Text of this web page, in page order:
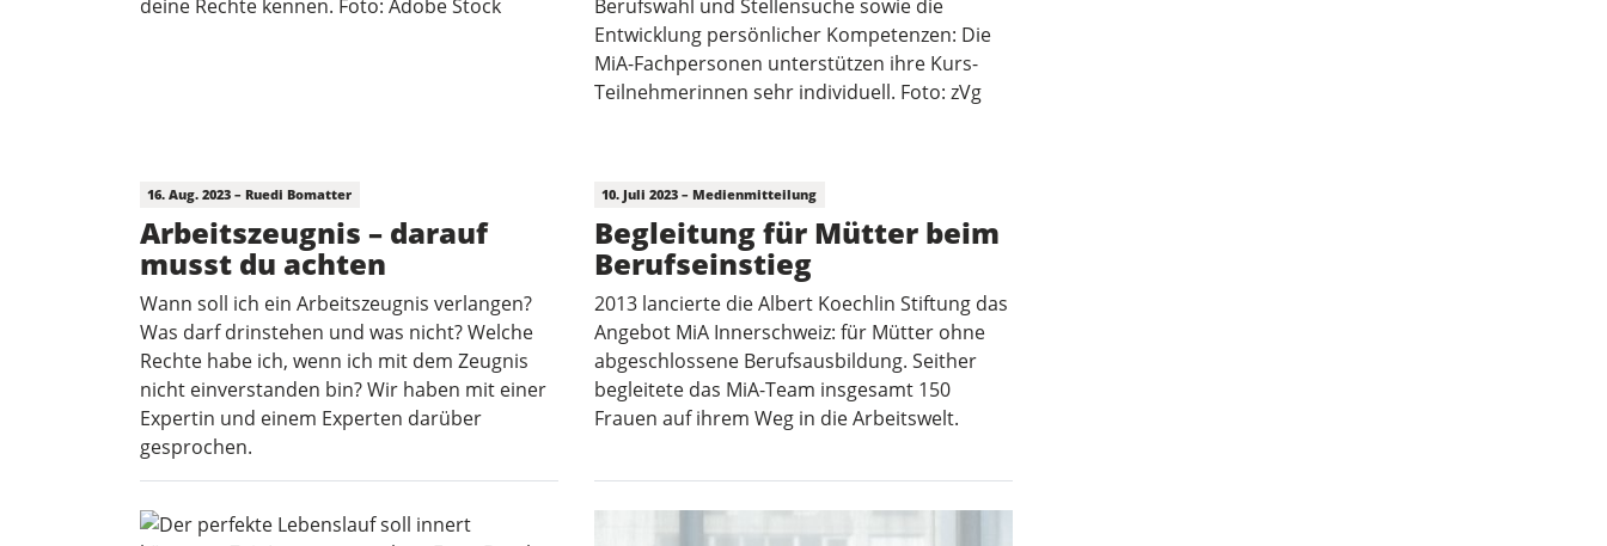
16. Aug. 2023 – Ruedi Bomatter
Arbeitszeugnis – darauf
musst du achten
Wann soll ich ein Arbeitszeugnis verlangen?
Was darf drinstehen und was nicht? Welche
Rechte habe ich, wenn ich mit dem Zeugnis
nicht einverstanden bin? Wir haben mit einer
Expertin und einem Experten darüber
gesprochen.
10. Juli 2023 – Medienmitteilung
Begleitung für Mütter beim
Berufseinstieg
2013 lancierte die Albert Koechlin Stiftung das
Angebot MiA Innerschweiz: für Mütter ohne
abgeschlossene Berufsausbildung. Seither
begleitete das MiA-Team insgesamt 150
Frauen auf ihrem Weg in die Arbeitswelt.